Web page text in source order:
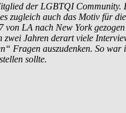
der LGBTQI Community.
zugleich auch das Motiv für
LA nach New York
zwei Jahren derart viele
Fragen auszudenken. So
sollte.